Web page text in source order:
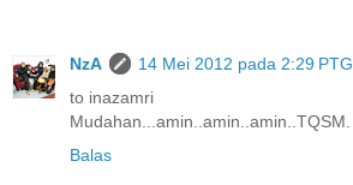
NzA
14 Mei 2012 pada 2:29 PTG
to inazamri
Mudahan...amin..amin..amin..TQSM.
Balas